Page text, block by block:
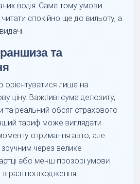
водія. Саме тому умови
спокійно ще до вильоту, а
та
орієнтуватися лише на
ціну. Важливі сума депозиту,
та реальний обсяг страхового
тариф може виглядати
отримання авто, але
через велике
або менш прозорі умови
в разі пошкодження.